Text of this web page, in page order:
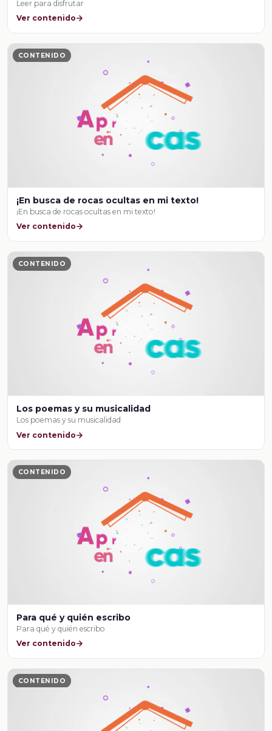
Leer para disfrutar
Ver contenido
CONTENIDO
¡En busca de rocas ocultas en mi texto!
¡En busca de rocas ocultas en mi texto!
Ver contenido
CONTENIDO
Los poemas y su musicalidad
Los poemas y su musicalidad
Ver contenido
CONTENIDO
Para qué y quién escribo
Para qué y quién escribo
Ver contenido
CONTENIDO